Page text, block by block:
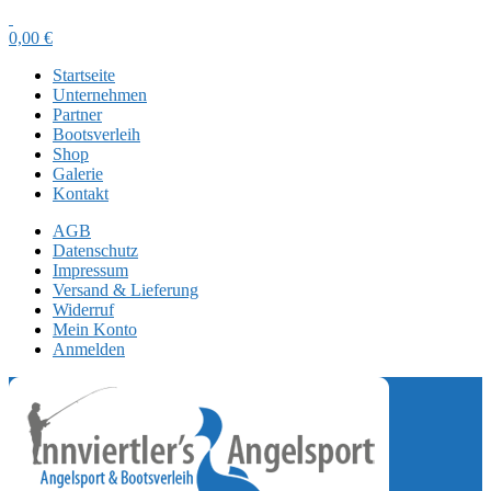
0,00 €
Startseite
Unternehmen
Partner
Bootsverleih
Shop
Galerie
Kontakt
AGB
Datenschutz
Impressum
Versand & Lieferung
Widerruf
Mein Konto
Anmelden